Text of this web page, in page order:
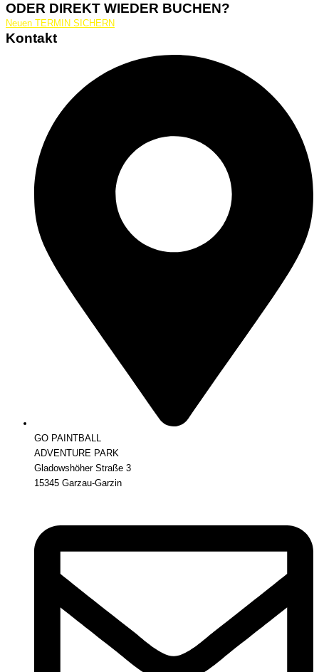
ODER DIREKT WIEDER BUCHEN?
Neuen TERMIN SICHERN
Kontakt
GO PAINTBALL
ADVENTURE PARK
Gladowshöher Straße 3
15345 Garzau-Garzin